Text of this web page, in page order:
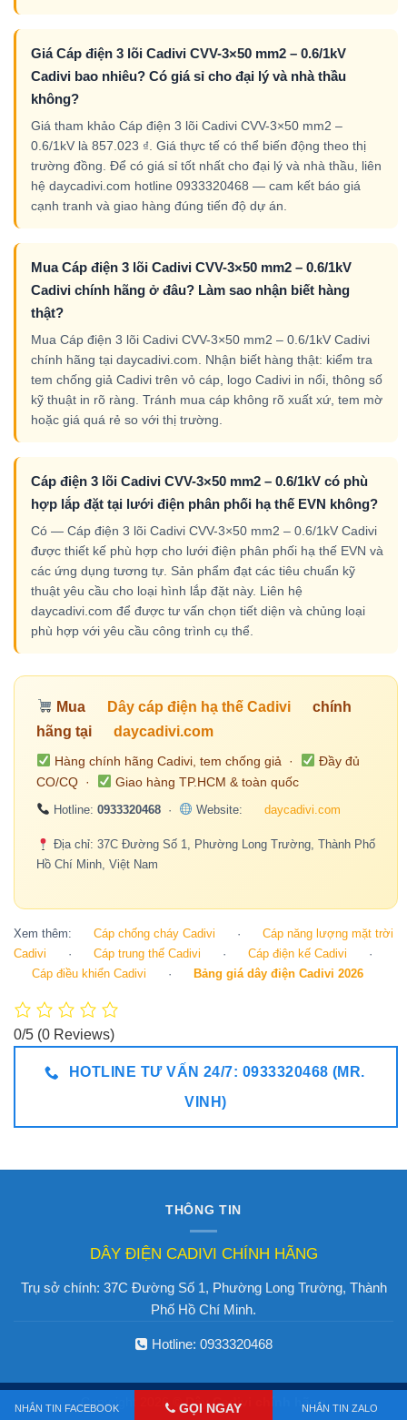
Giá Cáp điện 3 lõi Cadivi CVV-3×50 mm2 – 0.6/1kV
Cadivi bao nhiêu? Có giá sỉ cho đại lý và nhà thầu
không?
Giá tham khảo Cáp điện 3 lõi Cadivi CVV-3×50 mm2 –
0.6/1kV là 857.023 ₫. Giá thực tế có thể biến động theo thị
trường đồng. Để có giá sỉ tốt nhất cho đại lý và nhà thầu, liên
hệ daycadivi.com hotline 0933320468 — cam kết báo giá
cạnh tranh và giao hàng đúng tiến độ dự án.
Mua Cáp điện 3 lõi Cadivi CVV-3×50 mm2 – 0.6/1kV
Cadivi chính hãng ở đâu? Làm sao nhận biết hàng
thật?
Mua Cáp điện 3 lõi Cadivi CVV-3×50 mm2 – 0.6/1kV Cadivi
chính hãng tại daycadivi.com. Nhận biết hàng thật: kiểm tra
tem chống giả Cadivi trên vỏ cáp, logo Cadivi in nổi, thông số
kỹ thuật in rõ ràng. Tránh mua cáp không rõ xuất xứ, tem mờ
hoặc giá quá rẻ so với thị trường.
Cáp điện 3 lõi Cadivi CVV-3×50 mm2 – 0.6/1kV có phù
hợp lắp đặt tại lưới điện phân phối hạ thế EVN không?
Có — Cáp điện 3 lõi Cadivi CVV-3×50 mm2 – 0.6/1kV Cadivi
được thiết kế phù hợp cho lưới điện phân phối hạ thế EVN và
các ứng dụng tương tự. Sản phẩm đạt các tiêu chuẩn kỹ
thuật yêu cầu cho loại hình lắp đặt này. Liên hệ
daycadivi.com để được tư vấn chọn tiết diện và chủng loại
phù hợp với yêu cầu công trình cụ thể.
Mua Dây cáp điện hạ thế Cadivi
chính
hãng tại
daycadivi.com
Hàng chính hãng Cadivi, tem chống giả ·
Đầy đủ
CO/CQ ·
Giao hàng TP.HCM & toàn quốc
Hotline: 0933320468· Website: daycadivi.com
Địa chỉ: 37C Đường Số 1, Phường Long Trường, Thành Phố
Hồ Chí Minh, Việt Nam
Xem thêm: Cáp chống cháy Cadivi ·
Cáp năng lượng mặt trời
Cadivi
· Cáp trung thế Cadivi · Cáp điện kế Cadivi
·
Cáp điều khiển Cadivi
· Bảng giá dây điện Cadivi 2026
0/5 (0 Reviews)
HOTLINE TƯ VẤN 24/7: 0933320468 (MR.
VINH)
THÔNG TIN
DÂY ĐIỆN CADIVI CHÍNH HÃNG
Trụ sở chính: 37C Đường Số 1, Phường Long Trường, Thành
Phố Hồ Chí Minh.
Hotline: 0933320468
Copyright 2026 ©Dây Cadivi chính hãng
NHẮN TIN FACEBOOK GỌI NGAY NHẮN TIN ZALO